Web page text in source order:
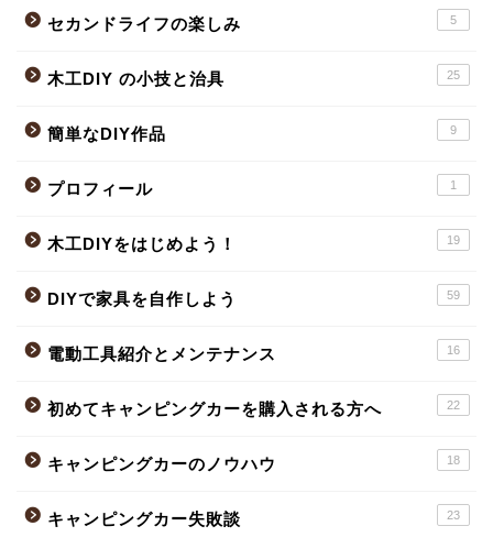
セカンドライフの楽しみ 5
木工DIY の小技と治具 25
簡単なDIY作品 9
プロフィール 1
木工DIYをはじめよう！ 19
DIYで家具を自作しよう 59
電動工具紹介とメンテナンス 16
初めてキャンピングカーを購入される方へ 22
キャンピングカーのノウハウ 18
キャンピングカー失敗談 23